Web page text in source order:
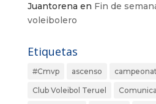
Juantorena en Fin de
voleibolero
Etiquetas
#Cmvp ascenso
Club Voleibol Teruel